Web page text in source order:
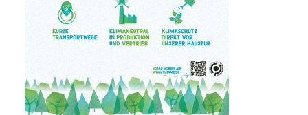
DATENSCHUTZ
WIDERRUFSBELEHRUNG